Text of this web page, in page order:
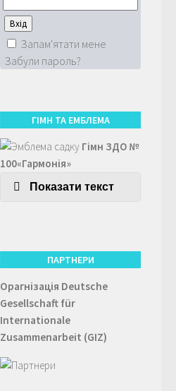
Запам'ятати мене
Забули пароль?
ГІМН ТА ЕМБЛЕМА
Гімн ЗДО №
100«Гармонія»
Показати текст
ПАРТНЕРИ
Орагнізація Deutsche
Gesellschaft für
Internationale
Zusammenarbeit (GIZ)